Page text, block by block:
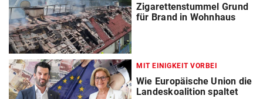
Zigarettenstummel Grund
für Brand in Wohnhaus
MIT EINIGKEIT VORBEI
Wie Europäische Union die
Landeskoalition spaltet